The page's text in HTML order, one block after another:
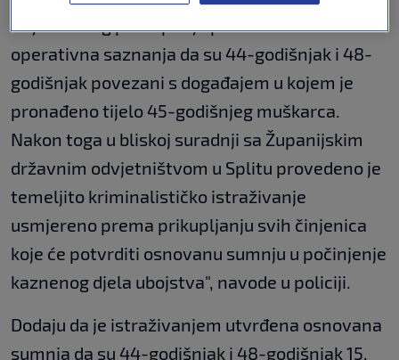
"Tijekom tog postupanja potvrdila su se
operativna saznanja da su 44-godišnjak i 48-
godišnjak povezani s događajem u kojem je
pronađeno tijelo 45-godišnjeg muškarca.
Nakon toga u bliskoj suradnji sa Županijskim
državnim odvjetništvom u Splitu provedeno je
temeljito kriminalističko istraživanje
usmjereno prema prikupljanju svih činjenica
koje će potvrditi osnovanu sumnju u počinjenje
kaznenog djela ubojstva​", navode u policiji.
Dodaju da je istraživanjem utvrđena osnovana
sumnja da su 44-godišnjak i 48-godišnjak 15.